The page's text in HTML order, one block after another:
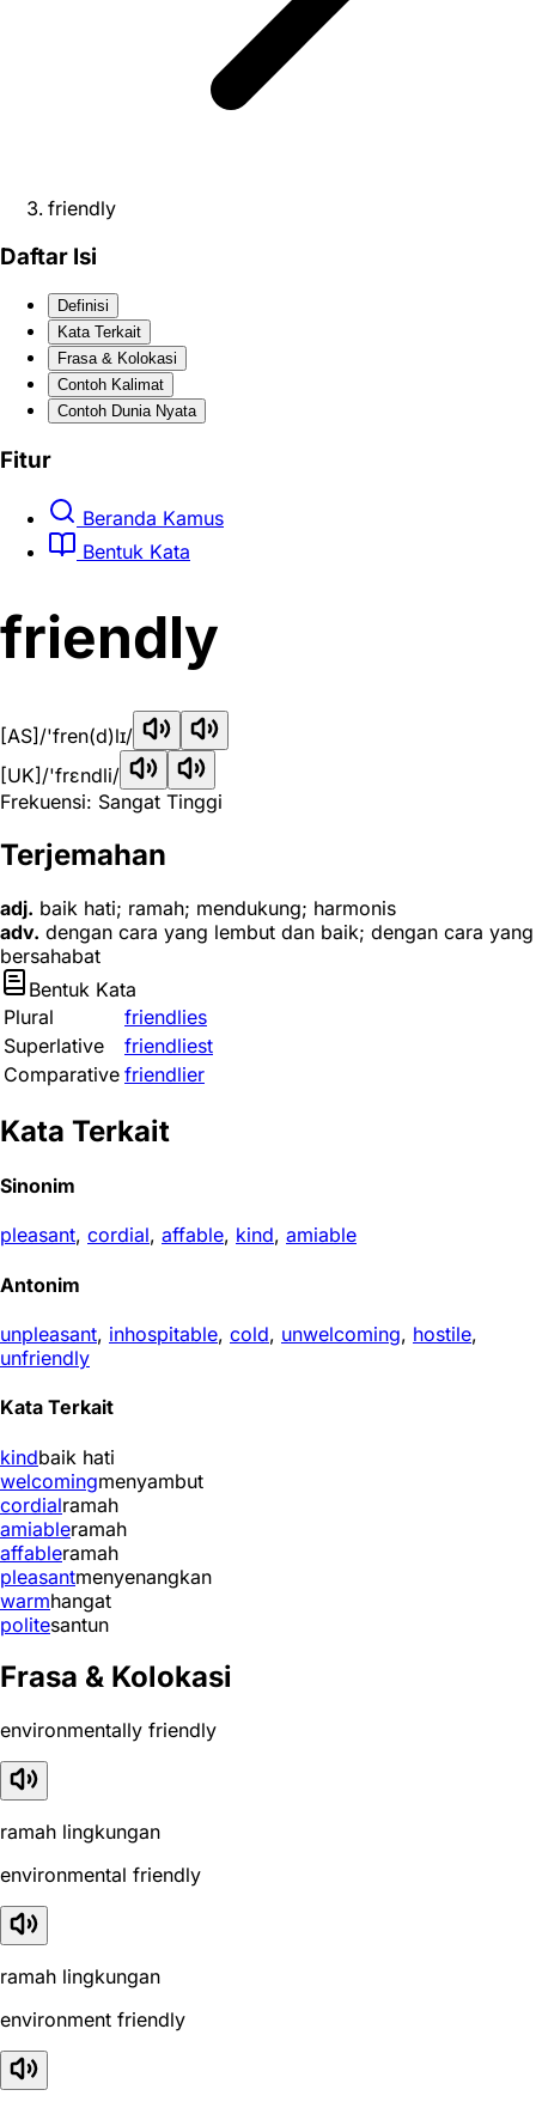
friendly
Daftar Isi
Definisi
Kata Terkait
Frasa & Kolokasi
Contoh Kalimat
Contoh Dunia Nyata
Fitur
Beranda Kamus
Bentuk Kata
friendly
[AS] /'fren(d)lɪ/
[UK] /'frɛndli/
Frekuensi: Sangat Tinggi
Terjemahan
adj. baik hati; ramah; mendukung; harmonis
adv. dengan cara yang lembut dan baik; dengan cara yang
bersahabat
Bentuk Kata
Plural
friendlies
Superlative
friendliest
Comparative friendlier
Kata Terkait
Sinonim
pleasant, cordial, affable, kind, amiable
Antonim
unpleasant, inhospitable, cold, unwelcoming, hostile,
unfriendly
Kata Terkait
kindbaik hati
welcomingmenyambut
cordialramah
amiableramah
affableramah
pleasantmenyenangkan
warmhangat
politesantun
Frasa & Kolokasi
environmentally friendly
ramah lingkungan
environmental friendly
ramah lingkungan
environment friendly